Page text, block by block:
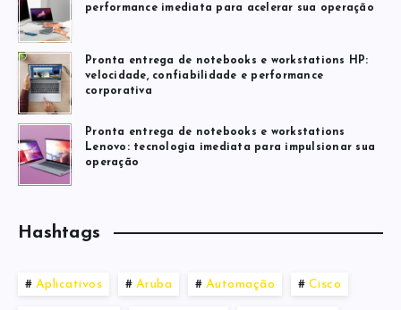
performance imediata para acelerar sua operação
Pronta entrega de notebooks e workstations HP:
velocidade, confiabilidade e performance
corporativa
Pronta entrega de notebooks e workstations
Lenovo: tecnologia imediata para impulsionar sua
operação
Hashtags
Aplicativos Aruba Automação Cisco